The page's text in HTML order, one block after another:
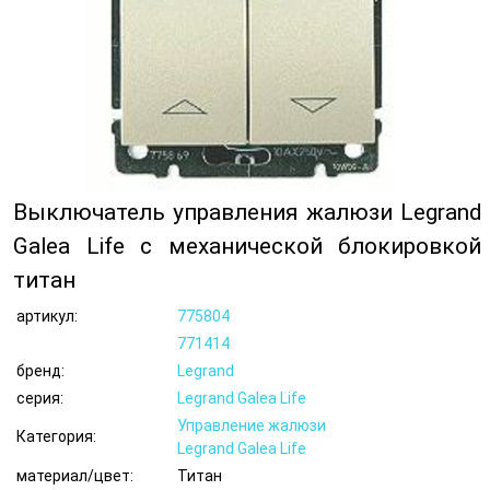
Выключатель управления жалюзи Legrand
Galea Life с механической блокировкой
титан
артикул:
775804
771414
бренд:
Legrand
серия:
Legrand Galea Life
Категория:
Управление жалюзи
Legrand Galea Life
материал/цвет:
Титан